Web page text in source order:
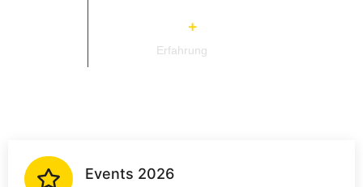
+
Erfahrung
Events 2026